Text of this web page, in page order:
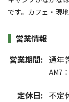
です。カフェ・現
営業情報
営業期間: 通年
AM7
定休日: 不定